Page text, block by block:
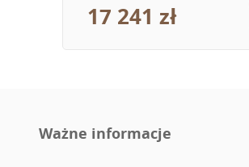
17 241 zł
Ważne informacje